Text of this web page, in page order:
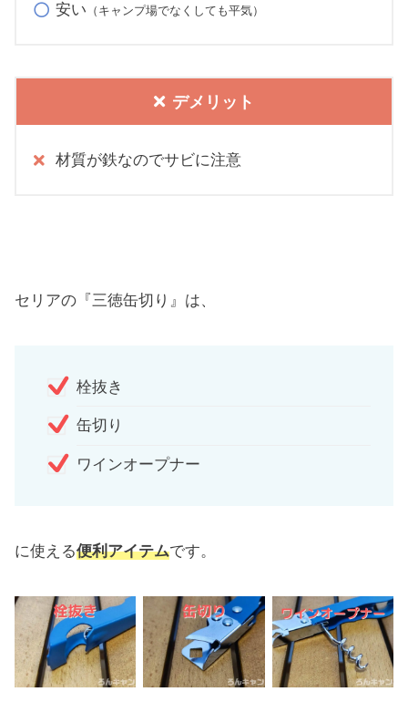
安い （キャンプ場でなくしても平気）
デメリット
材質が鉄なのでサビに注意
セリアの『三徳缶切り』は、
栓抜き
缶切り
ワインオープナー
に使える便利アイテムです。